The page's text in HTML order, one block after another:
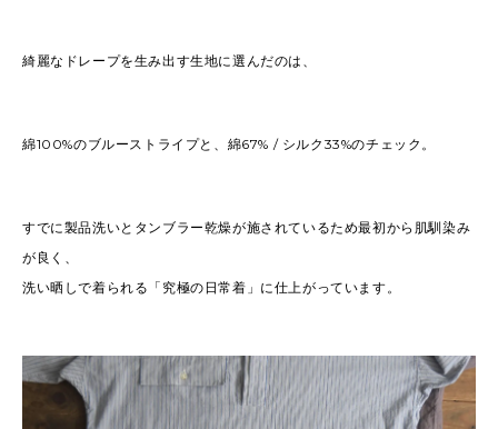
綺麗なドレープを生み出す生地に選んだのは、
綿100%のブルーストライプと、綿67% / シルク33%のチェック。
すでに製品洗いとタンブラー乾燥が施されているため最初から肌馴染み
が良く、
洗い晒しで着られる「究極の日常着」に仕上がっています。